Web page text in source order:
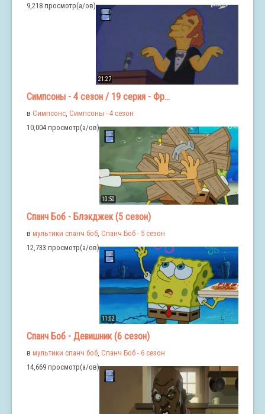
9,218 просмотр(а/ов)
21:27
Симпсоны - 4 сезон / 19 серия - Фр...
в Симпсонс, Симпсоны - 4 сезон
10,004 просмотр(а/ов)
10:50
Спанч Боб - Блэкджек (5 сезон)
в мультики спанч боб Спанч Боб - 5 сезон
12,733 просмотр(а/ов)
11:02
Спанч Боб - Девишник (6 сезон)
в мультики спанч боб, Спанч Боб - 6 сезон
14,669 просмотр(а/ов)